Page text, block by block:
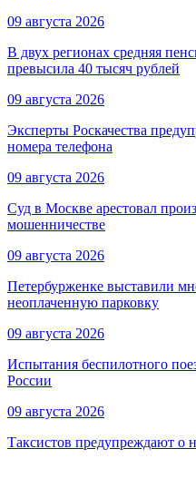
09 августа 2026
В двух регионах средняя
превысила 40 тысяч рублей
09 августа 2026
Эксперты Роскачества
номера телефона
09 августа 2026
Суд в Москве арестовал
мошенничестве
09 августа 2026
Петербурженке выставили
неоплаченную парковку
09 августа 2026
Испытания беспилотного
России
09 августа 2026
Таксистов предупреждают о